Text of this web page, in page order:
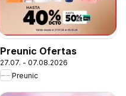
Preunic Ofertas
27.07. - 07.08.2026
Preunic